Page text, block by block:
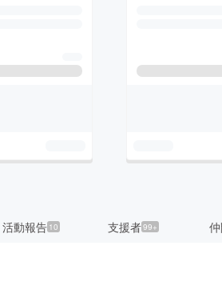
活動報告 10 支援者99+